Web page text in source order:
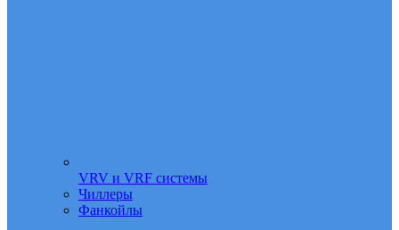
VRV и VRF системы
Чиллеры
Фанкойлы